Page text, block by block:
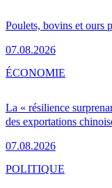
Poulets, bovins et ours
07.08.2026
La « résilience
des exportations
07.08.2026
ÉCONOMIE
POLITIQUE